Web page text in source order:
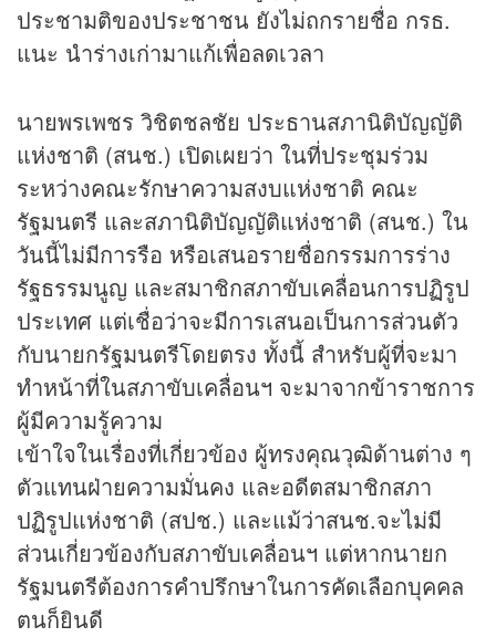
ประชามติของประชาชน ยังไม่ถกรายชื่อ กรธ.
แนะ นำร่างเก่ามาแก้เพื่อลดเวลา
นายพรเพชร วิชิตชลชัย ประธานสภานิติบัญญัติ
แห่งชาติ (สนช.) เปิดเผยว่า ในที่ประชุมร่วม
ระหว่างคณะรักษาความสงบแห่งชาติ คณะ
รัฐมนตรี และสภานิติบัญญัติแห่งชาติ (สนช.) ใน
วันนี้ไม่มีการรือ หรือเสนอรายชื่อกรรมการร่าง
รัฐธรรมนูญ และสมาชิกสภาขับเคลื่อนการปฏิรูป
ประเทศ แต่เชื่อว่าจะมีการเสนอเป็นการส่วนตัว
กับนายกรัฐมนตรีโดยตรง ทั้งนี้ สำหรับผู้ที่จะมา
ทำหน้าที่ในสภาขับเคลื่อนฯ จะมาจากข้าราชการ
ผู้มีความรู้ความ
เข้าใจในเรื่องที่เกี่ยวข้อง ผู้ทรงคุณวุฒิด้านต่าง ๆ
ตัวแทนฝ่ายความมั่นคง และอดีตสมาชิกสภา
ปฏิรูปแห่งชาติ (สปช.) และแม้ว่าสนช.จะไม่มี
ส่วนเกี่ยวข้องกับสภาขับเคลื่อนฯ แต่หากนายก
รัฐมนตรีต้องการคำปรึกษาในการคัดเลือกบุคคล
ตนก็ยินดี